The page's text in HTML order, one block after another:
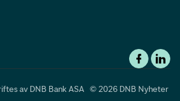
av DNB Bank ASA © 2026 DNB Nyheter